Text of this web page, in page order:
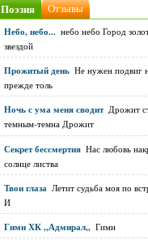
Поэзия Отзывы
Небо, небо... небо небо Город
звездой
Прожитый день Не нужен подвиг
прежде толь
Ночь с ума меня сводит Дрожит
темным-темна Дрожит
Секрет бессмертия Нас любовь
солнце листва
Твои глаза Летит судьба моя по
И
Гимн ХК ,,Адмирал,, Гимн